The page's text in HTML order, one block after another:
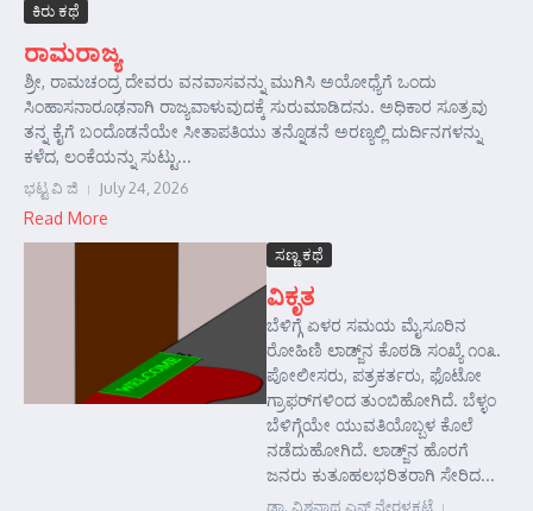
ಕಿರು ಕಥೆ
ರಾಮರಾಜ್ಯ
ಶ್ರೀ, ರಾಮಚಂದ್ರ ದೇವರು ವನವಾಸವನ್ನು ಮುಗಿಸಿ ಅಯೋಧ್ಯೆಗೆ ಒಂದು
ಸಿಂಹಾಸನಾರೂಢನಾಗಿ ರಾಜ್ಯವಾಳುವುದಕ್ಕೆ ಸುರುಮಾಡಿದನು. ಅಧಿಕಾರ ಸೂತ್ರವು
ತನ್ನ ಕೈಗೆ ಬಂದೊಡನೆಯೇ ಸೀತಾಪತಿಯು ತನ್ನೊಡನೆ ಅರಣ್ಯಲ್ಲಿ ದುರ್ದಿನಗಳನ್ನು
ಕಳೆದ, ಲಂಕೆಯನ್ನು ಸುಟ್ಟು...
ಭಟ್ಟ ವಿ ಜಿ July 24, 2026
Read More
ಸಣ್ಣ ಕಥೆ
ವಿಕೃತ
ಬೆಳಿಗ್ಗೆ ಏಳರ ಸಮಯ ಮೈಸೂರಿನ
ರೋಹಿಣಿ ಲಾಡ್ಜ್‌ನ ಕೊಠಡಿ ಸಂಖ್ಯೆ ೧೦೩.
ಪೋಲೀಸರು, ಪತ್ರಕರ್ತರು, ಫೊಟೋ
ಗ್ರಾಫರ್‌ಗಳಿಂದ ತುಂಬಿಹೋಗಿದೆ. ಬೆಳ್ಳಂ
ಬೆಳಿಗ್ಗೆಯೇ ಯುವತಿಯೊಬ್ಬಳ ಕೊಲೆ
ನಡೆದುಹೋಗಿದೆ. ಲಾಡ್ಜ್‌ನ ಹೊರಗೆ
ಜನರು ಕುತೂಹಲಭರಿತರಾಗಿ ಸೇರಿದ...
ಡಾ. ವಿಶ್ವನಾಥ ಎನ್ ನೇರಳಕಟ್ಟೆ